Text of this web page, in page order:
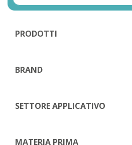
PRODOTTI
BRAND
SETTORE APPLICATIVO
MATERIA PRIMA